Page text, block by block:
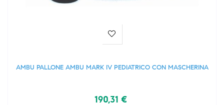
AMBU PALLONE AMBU MARK IV PEDIATRICO CON MASCHERINA
190,31 €